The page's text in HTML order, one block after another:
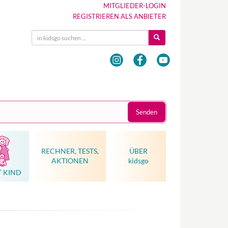
MITGLIEDER-LOGIN
REGISTRIEREN ALS ANBIETER
Senden
KIND
RECHNER, TESTS,
AKTIONEN
ÜBER
kidsgo